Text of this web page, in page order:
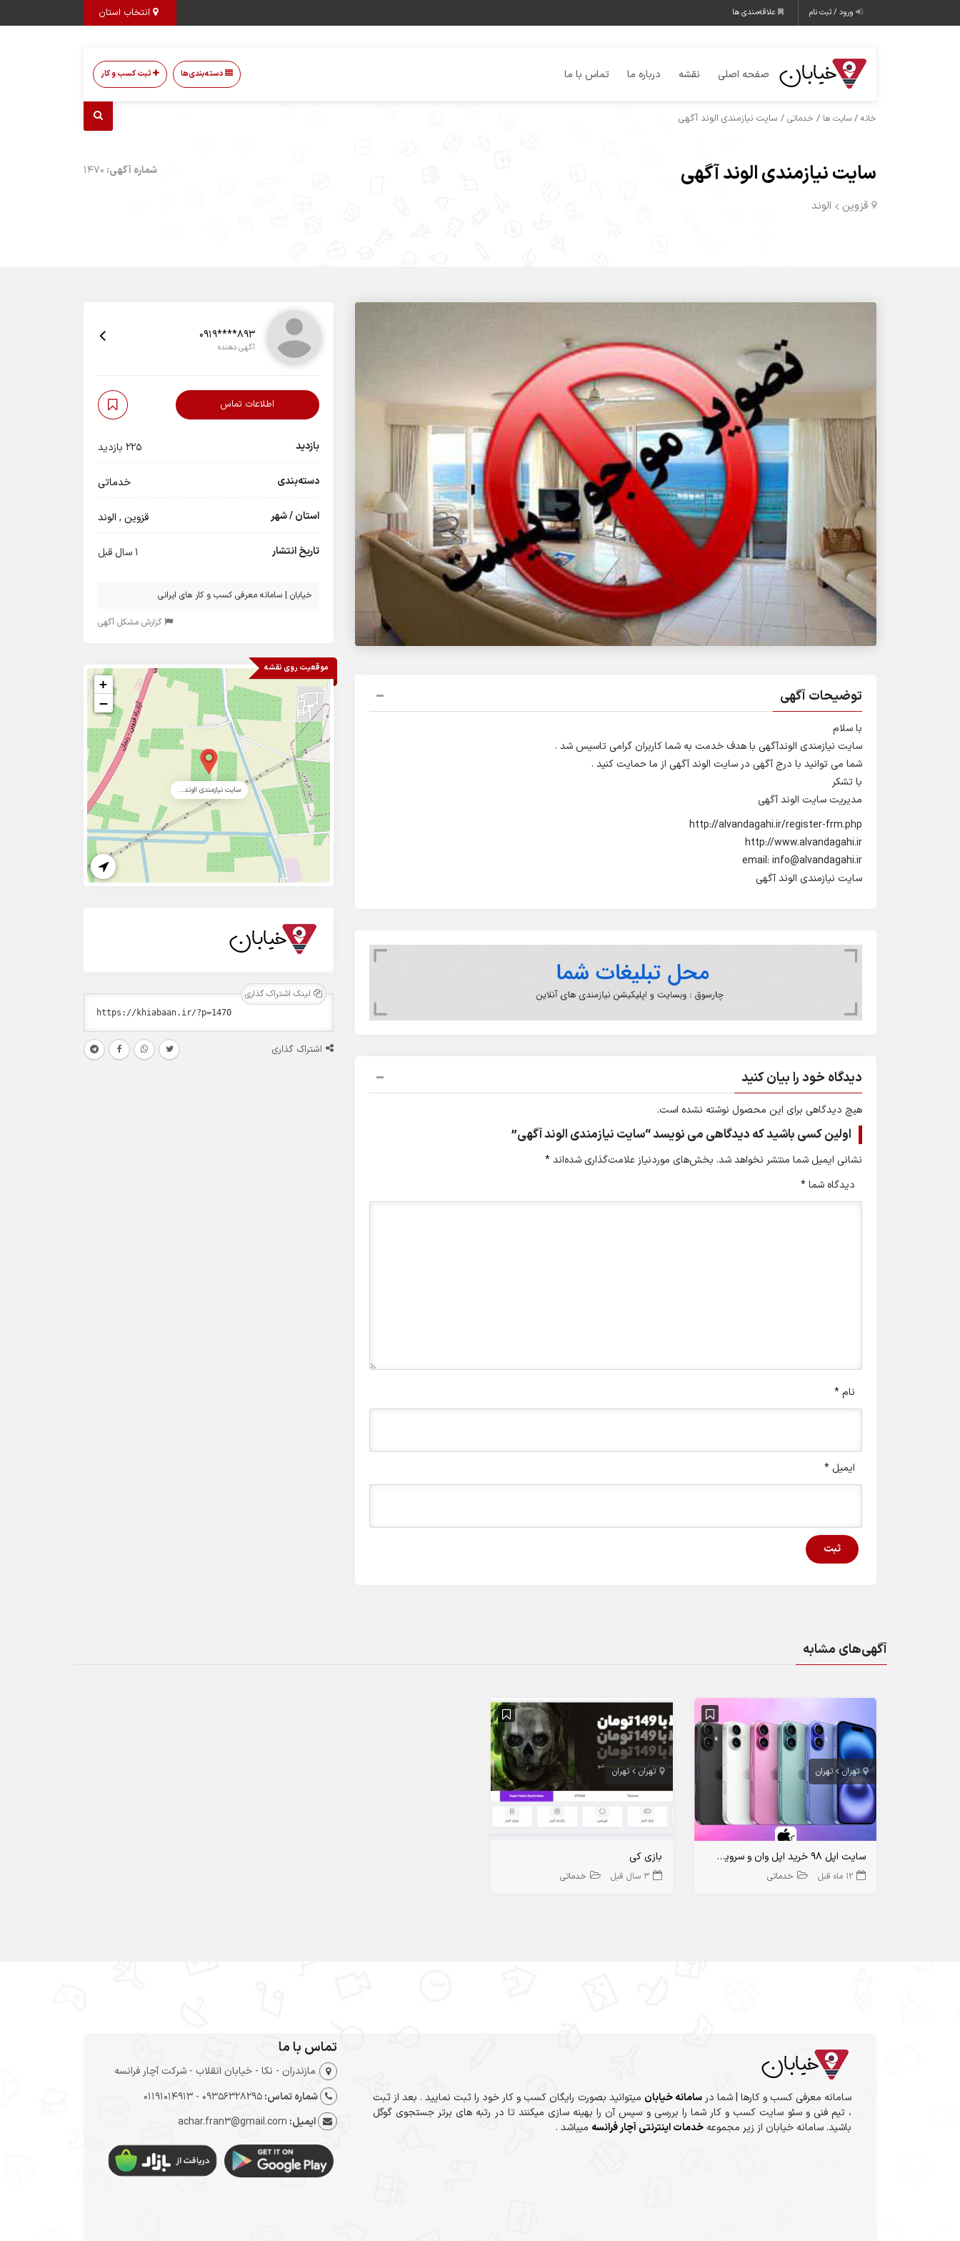
ورود / ثبت نام علاقه‌مندی ها
صفحه اصلی نقشه درباره ما تماس با ما دسته‌بندی‌ها ثبت کسب و کار
خانه / سایت ها / خدماتی / سایت نیازمندی الوند آگهی
سایت نیازمندی الوند آگهی
قزوین الوند
شماره آگهی: 1470
توضیحات آگهی
با سلام
سایت نیازمندی الوندآگهی با هدف خدمت به شما کاربران گرامی تاسیس شد .
شما می توانید با درج آگهی در سایت الوند آگهی از ما حمایت کنید .
با تشکر
مدیریت سایت الوند آگهی
http://alvandagahi.ir/register-frm.php
http://www.alvandagahi.ir
email: info@alvandagahi.ir
سایت نیازمندی الوند آگهی
دیدگاه خود را بیان کنید
هیچ دیدگاهی برای این محصول نوشته نشده است.
اولین کسی باشید که دیدگاهی می نویسد “سایت نیازمندی الوند آگهی”
نشانی ایمیل شما منتشر نخواهد شد. بخش‌های موردنیاز علامت‌گذاری شده‌اند*
دیدگاه شما*
نام*
ایمیل *
0919****893
آگهی دهنده
اطلاعات تماس
بازدید 225 بازدید
دسته‌بندی خدماتی
استان / شهر قزوین , الوند
تاریخ انتشار 1 سال قبل
خیابان | سامانه معرفی کسب و کار های ایرانی
گزارش مشکل آگهی
موقعیت روی نقشه
سایت نیازمندی الوند...
+
−
لینک اشتراک گذاری
اشتراک گذاری
آگهی‌های مشابه
تهران تهران
سایت اپل 98 خرید اپل وان و سرویس های اپل
12 ماه قبل خدماتی
تهران تهران
بازی کی
3 سال قبل خدماتی
سامانه معرفی کسب و کارها | شما درسامانه خیابان میتوانید بصورت رایگان کسب و کار خود را ثبت نمایید . بعد از ثبت
، تیم فنی و سئو سایت کسب و کار شما را بررسی و سپس آن را بهینه سازی میکنند تا در رتبه های برتر جستجوی گوگل
باشید. سامانه خیابان از زیر مجموعه خدمات اینترنتی آچار فرانسه میباشد .
تماس با ما
مازندران - نکا - خیابان انقلاب - شرکت آچار فرانسه
شماره تماس:09356328295 - 01191014913
ایمیل: achar.fran3@gmail.com